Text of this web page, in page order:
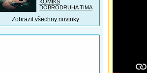
KOMIKS
DOBRODRUHA TIMA
Zobrazit všechny novinky